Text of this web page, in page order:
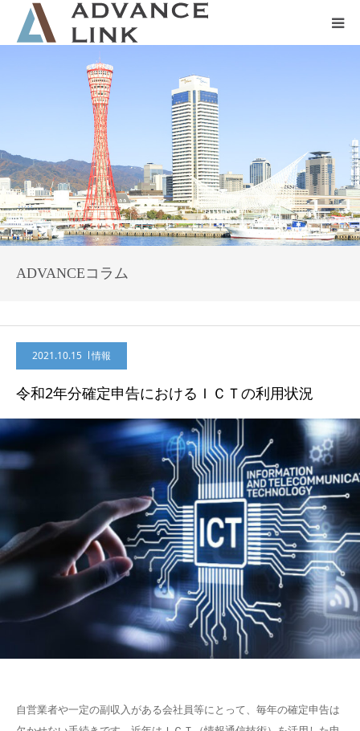
ADVANCEコラム
2021.10.15 情報
令和2年分確定申告におけるＩＣＴの利用状況
自営業者や一定の副収入がある会社員等にとって、毎年の確定申告は
会社概要
ネット保険
事業保険